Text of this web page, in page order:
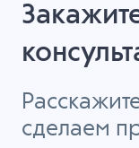
сделаем